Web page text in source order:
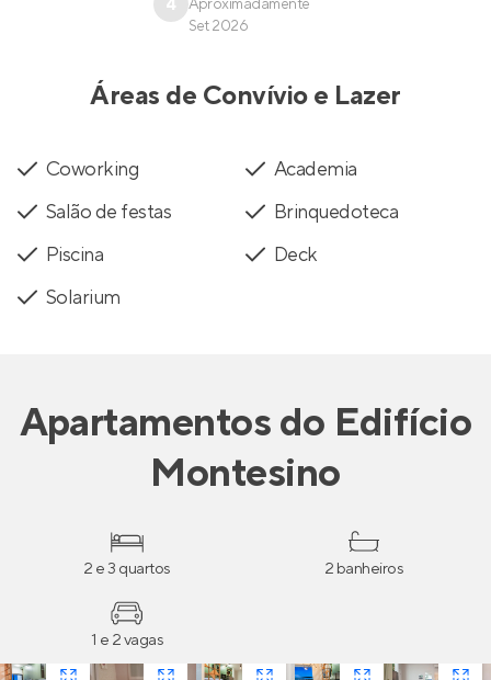
4
Aproximadamente
Set 2026
Áreas de Convívio e Lazer
Coworking
Academia
Salão de festas
Brinquedoteca
Piscina
Deck
Solarium
Apartamentosdo Edifício
Montesino
2 e 3 quartos 2 banheiros
1 e 2 vagas